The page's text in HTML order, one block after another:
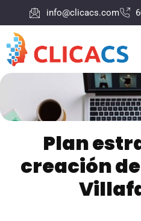
info@clicacs.com
Plan
creación